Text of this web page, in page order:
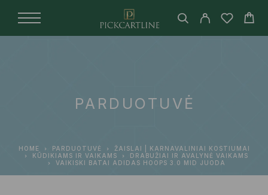
PARDUOTUVĖ
HOME PARDUOTUVĖ
ŽAISLAI | KARNAVALINIAI KOSTIUMAI
KŪDIKIAMS IR VAIKAMS
DRABUŽIAI IR AVALYNĖ VAIKAMS
VAIKISKI BATAI ADIDAS HOOPS 3.0 MID JUODA